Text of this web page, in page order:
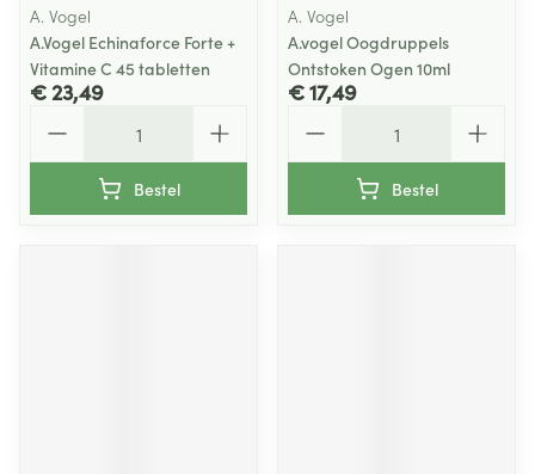
A. Vogel
A.Vogel Echinaforce Forte +
Vitamine C 45 tabletten
€ 23,49
Bestel
A. Vogel
A.vogel Oogdruppels
Ontstoken Ogen 10ml
€ 17,49
Bestel